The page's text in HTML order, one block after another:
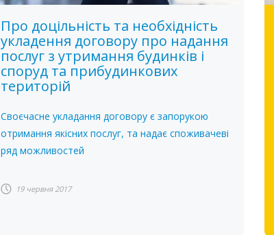
Про доцільність та необхідність
укладення договору про надання
послуг з утримання будинків і
споруд та прибудинкових
територій
Своєчасне укладання договору є запорукою
отримання якісних послуг, та надає споживачеві
ряд можливостей
19 червня 2017